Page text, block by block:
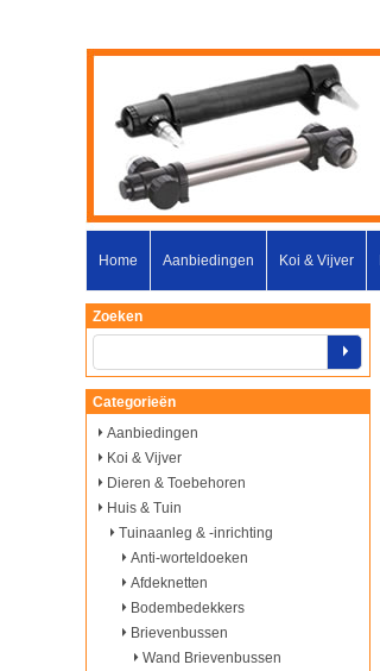
Home Aanbiedingen Koi & Vijver
Zoeken
Categorieën
Aanbiedingen
Koi & Vijver
Dieren & Toebehoren
Huis & Tuin
Tuinaanleg & -inrichting
Anti-worteldoeken
Afdeknetten
Bodembedekkers
Brievenbussen
Wand Brievenbussen